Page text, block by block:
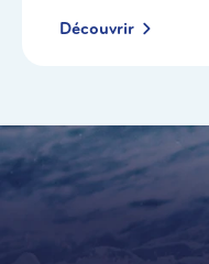
Découvrir